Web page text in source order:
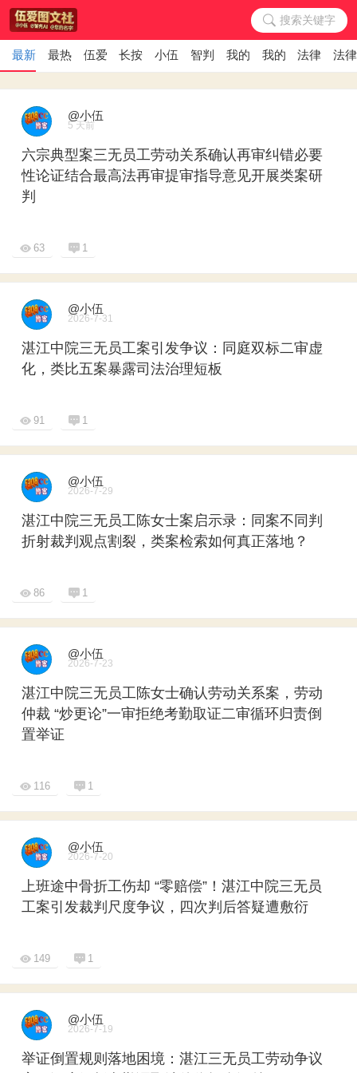
搜索关键字
最新 最热 伍爱图文社｜发帖3张图
长按识别看视频｜阅读原文
小伍智判AI案例评析法律意见
智判AI来了法官还敢故意判错
我的门店｜律所展示预
我的小店｜商铺
法律专题
法
@小伍
5 天前
六宗典型案三无员工劳动关系确认再审纠错必要
性论证结合最高法再审提审指导意见开展类案研
判
63 1
@小伍
2026-7-31
湛江中院三无员工案引发争议：同庭双标二审虚
化，类比五案暴露司法治理短板
91 1
@小伍
2026-7-29
湛江中院三无员工陈女士案启示录：同案不同判
折射裁判观点割裂，类案检索如何真正落地？
86 1
@小伍
2026-7-23
湛江中院三无员工陈女士确认劳动关系案，劳动
仲裁 “炒更论”一审拒绝考勤取证二审循环归责倒
置举证
116 1
@小伍
2026-7-20
上班途中骨折工伤却 “零赔偿”！湛江中院三无员
工案引发裁判尺度争议，四次判后答疑遭敷衍
149 1
@小伍
2026-7-19
举证倒置规则落地困境：湛江三无员工劳动争议